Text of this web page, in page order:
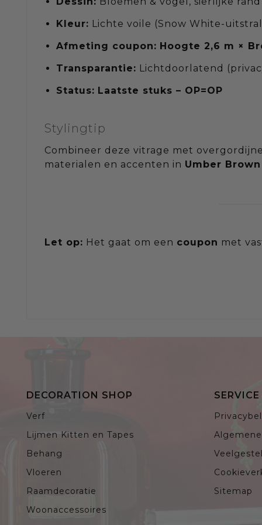
Kleur: Lichte voile (Snow White-
Afmeting coupon: Hoogte 2,6 m ×
Transparantie: Lichtdoorlatend
Status: Laatste stuks – OP=OP
Stylingtip
Combineer deze vitrage met
materialen en accenten in Umber Brown
Let op: Het gaat om een coupon met
DECORATION SHOP
Verf
Lijmen Kitten en Tapes
Behang
Vloeren
Raamdecoratie
Woonaccessoires
Sitemap